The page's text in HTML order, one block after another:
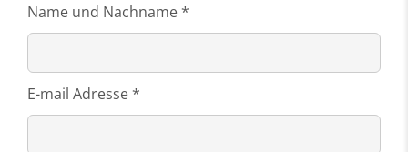
Name und Nachname *
E-mail Adresse *